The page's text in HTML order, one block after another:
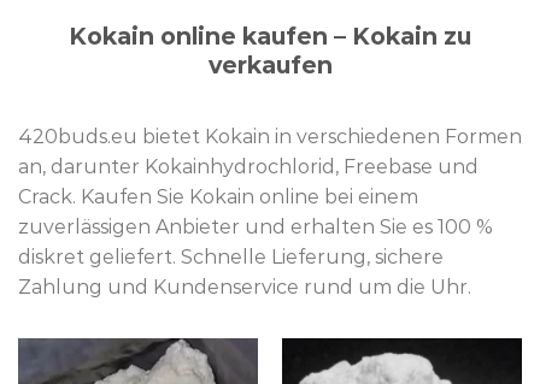
Kokain online kaufen – Kokain zu
verkaufen
420buds.eu bietet Kokain in verschiedenen Formen
an, darunter Kokainhydrochlorid, Freebase und
Crack. Kaufen Sie Kokain online bei einem
zuverlässigen Anbieter und erhalten Sie es 100 %
diskret geliefert. Schnelle Lieferung, sichere
Zahlung und Kundenservice rund um die Uhr.